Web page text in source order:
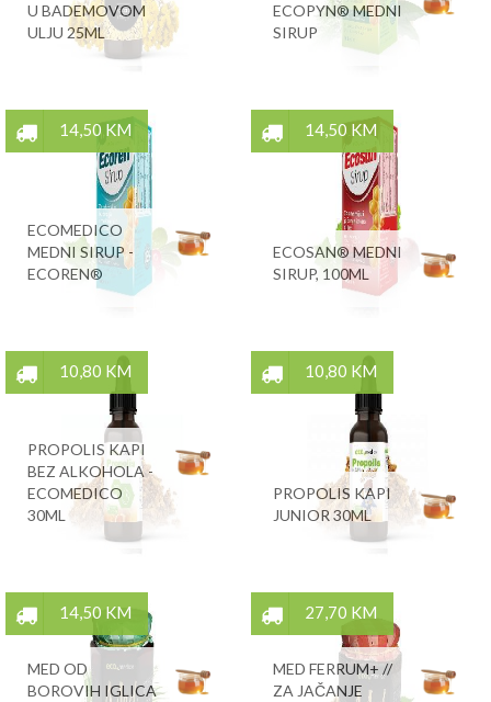
U BADEMOVOM
ULJU 25ML
ECOPYN® MEDNI
SIRUP
14,50 KM
ECOMEDICO
MEDNI SIRUP -
ECOREN®
14,50 KM
ECOSAN® MEDNI
SIRUP, 100ML
10,80 KM
PROPOLIS KAPI
BEZ ALKOHOLA -
ECOMEDICO
30ML
10,80 KM
PROPOLIS KAPI
JUNIOR 30ML
14,50 KM
MED OD
BOROVIH IGLICA
27,70 KM
MED FERRUM+ //
ZA JAČANJE